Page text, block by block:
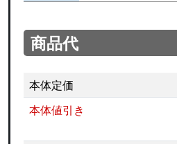
商品代
本体定価
本体値引き